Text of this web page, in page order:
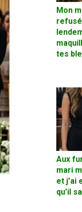
Mon
refusé
tes
Aux
mari
et j’ai
qu’il